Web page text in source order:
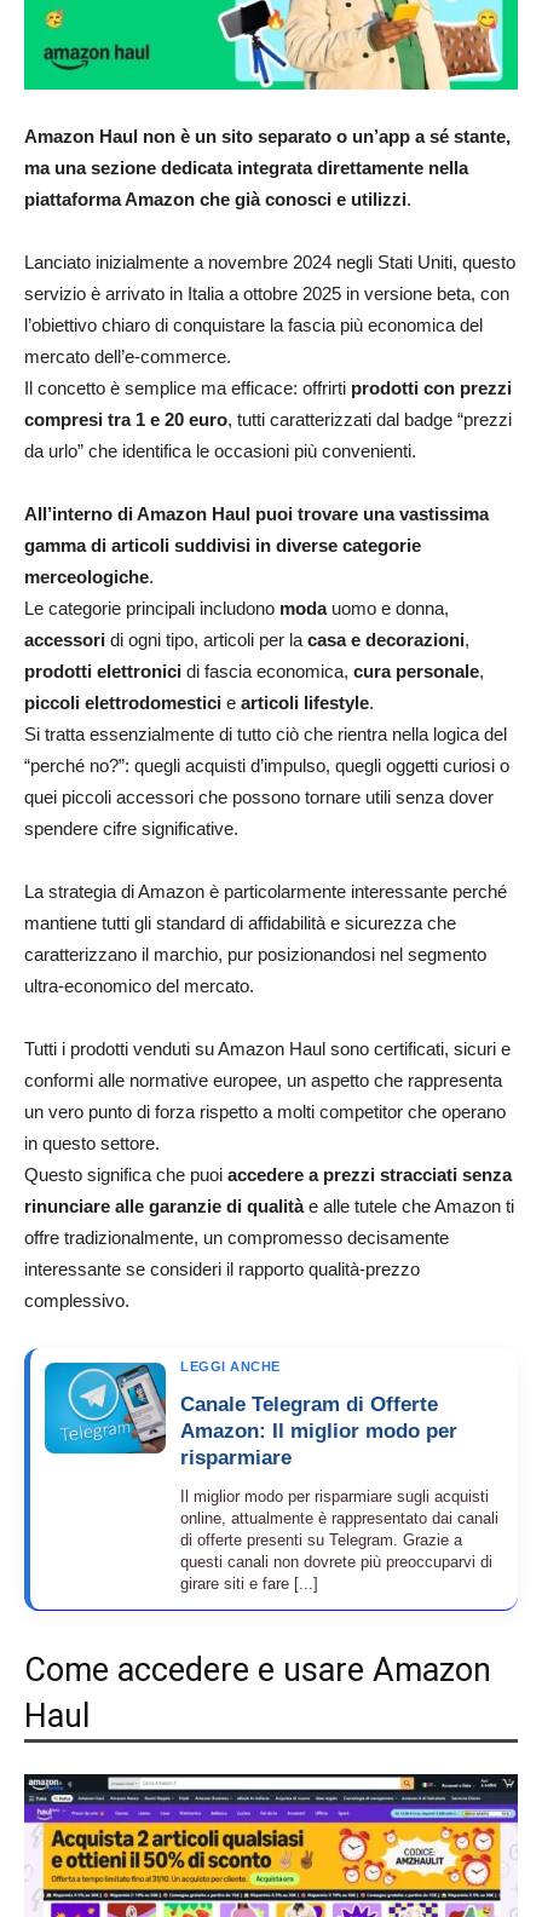
Amazon Haul non è un sito separato o un’app a sé stante,
ma una sezione dedicata integrata direttamente nella
piattaforma Amazon che già conosci e utilizzi.
Lanciato inizialmente a novembre 2024 negli Stati Uniti, questo
servizio è arrivato in Italia a ottobre 2025 in versione beta, con
l’obiettivo chiaro di conquistare la fascia più economica del
mercato dell’e-commerce.
Il concetto è semplice ma efficace: offrirti prodotti con prezzi
compresi tra 1 e 20 euro, tutti caratterizzati dal badge “prezzi
da urlo” che identifica le occasioni più convenienti.​
All’interno di Amazon Haul puoi trovare una vastissima
gamma di articoli suddivisi in diverse categorie
merceologiche.
Le categorie principali includono modauomo e donna,
accessori di ogni tipo, articoli per la casa e decorazioni,
prodotti elettronici di fascia economica, cura personale,
piccoli elettrodomestici e articoli lifestyle.
Si tratta essenzialmente di tutto ciò che rientra nella logica del
“perché no?”: quegli acquisti d’impulso, quegli oggetti curiosi o
quei piccoli accessori che possono tornare utili senza dover
spendere cifre significative.​
La strategia di Amazon è particolarmente interessante perché
mantiene tutti gli standard di affidabilità e sicurezza che
caratterizzano il marchio, pur posizionandosi nel segmento
ultra-economico del mercato.
Tutti i prodotti venduti su Amazon Haul sono certificati, sicuri e
conformi alle normative europee, un aspetto che rappresenta
un vero punto di forza rispetto a molti competitor che operano
in questo settore.
Questo significa che puoi accedere a prezzi stracciati senza
rinunciare alle garanzie di qualitàe alle tutele che Amazon ti
offre tradizionalmente, un compromesso decisamente
interessante se consideri il rapporto qualità-prezzo
complessivo.
LEGGI ANCHE
Canale Telegram di Offerte
Amazon: Il miglior modo per
risparmiare
Il miglior modo per risparmiare sugli acquisti
online, attualmente è rappresentato dai canali
di offerte presenti su Telegram. Grazie a
questi canali non dovrete più preoccuparvi di
girare siti e fare [...]
Come accedere e usare Amazon
Haul